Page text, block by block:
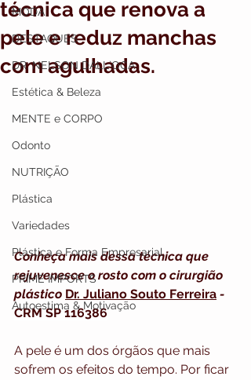
MODA
DESTAQUES
DR. NELSON DALL`OCA
Estética & Beleza
MENTE e CORPO
Odonto
NUTRIÇÃO
Plástica
Variedades
Plástica e Forma Empresarial
PRIME IMPORTS
Autoestima & Motivação
técnica que renova a
pele e reduz manchas
com agulhadas.
Conheça mais dessa técnica que
rejuvenesce o rosto com o cirurgião
plástico Dr. Juliano Souto Ferreira -
CRM SP 116386
A pele é um dos órgãos que mais
sofrem os efeitos do tempo. Por ficar